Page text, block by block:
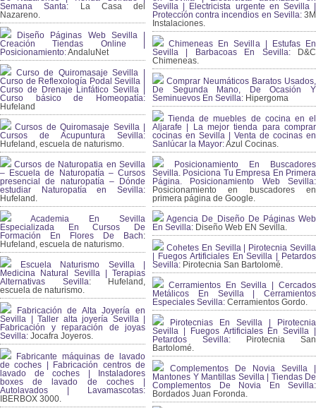
Semana Santa: La Casa del
Nazareno.
Diseño Páginas Web Sevilla |
Creación Tiendas Online |
Posicionamiento:AndaluNet
Curso de Quiromasaje Sevilla |
Curso de Reflexología Podal Sevilla |
Curso de Drenaje Linfático Sevilla |
Curso básico de Homeopatía:
Hufeland
Cursos de Quiromasaje Sevilla |
Cursos de Acupuntura Sevilla:
Hufeland, escuela de naturismo.
Cursos de Naturopatia en Sevilla
– Escuela de Naturopatía – Cursos
presencial de naturopatía – Dónde
estudiar Naturopatía en Sevilla:
Hufeland.
Academia En Sevilla
Especializada En Cursos De
Formación En Flores De Bach:
Hufeland, escuela de naturismo.
Escuela Naturismo Sevilla |
Medicina Natural Sevilla | Terapias
Alternativas Sevilla: Hufeland,
escuela de naturismo.
Fabricación de Alta Joyería en
Sevilla | Taller alta joyería Sevilla |
Fabricación y reparación de joyas
Sevilla: Jocafra Joyeros.
Fabricante máquinas de lavado
de coches | Fabricación centros de
lavado de coches | Instaladores
boxes de lavado de coches |
Autolavados | Lavamascotas:
IBERBOX 3000.
Sevilla | Electricista urgente en Sevilla |
Protección contra incendios en Sevilla:3M
Instalaciones.
Chimeneas En Sevilla | Estufas En
Sevilla | Barbacoas En Sevilla:D&C
Chimeneas.
Comprar Neumáticos Baratos Usados,
De Segunda Mano, De Ocasión Y
Seminuevos En Sevilla: Hipergoma
Tienda de muebles de cocina en el
Aljarafe | La mejor tienda para comprar
cocinas en Sevilla | Venta de cocinas en
Sanlúcar la Mayor:Azul Cocinas.
Posicionamiento En Buscadores
Sevilla. Posiciona Tu Empresa En Primera
Página. Posicionamiento Web Sevilla:
Posicionamiento en buscadores en
primera página de Google.
Agencia De Diseño De Páginas Web
En Sevilla: Diseño Web EN Sevilla.
Cohetes En Sevilla | Pirotecnia Sevilla
| Fuegos Artificiales En Sevilla | Petardos
Sevilla: Pirotecnia San Bartolomé.
Cerramientos En Sevilla | Cercados
Metálicos En Sevilla | Cerramientos
Especiales Sevilla: Cerramientos Gordo.
Pirotecnias En Sevilla | Pirotecnia
Sevilla | Fuegos Artificiales En Sevilla |
Petardos Sevilla: Pirotecnia San
Bartolomé.
Complementos De Novia Sevilla |
Mantones Y Mantillas Sevilla | Tiendas De
Complementos De Novia En Sevilla:
Bordados Juan Foronda.